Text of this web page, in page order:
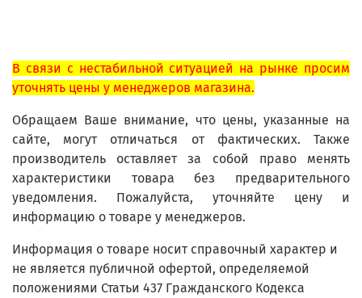
В связи с нестабильной ситуацией на рынке просим
уточнять цены у менеджеров магазина.
Обращаем Ваше внимание, что цены, указанные на
сайте, могут отличаться от фактических. Также
производитель оставляет за собой право менять
характеристики товара без предварительного
уведомления. Пожалуйста, уточняйте цену и
информацию о товаре у менеджеров.
Информация о товаре носит справочный характер и
не является публичной офертой, определяемой
положениями Статьи 437 Гражданского Кодекса